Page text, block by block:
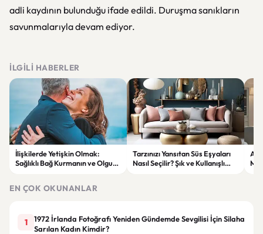
adli kaydının bulunduğu ifade edildi. Duruşma sanıkların
savunmalarıyla devam ediyor.
İLGILI HABERLER
İlişkilerde Yetişkin Olmak:
Sağlıklı Bağ Kurmanın ve Olgun
Tarzınızı Yansıtan Süs Eşyaları
Nasıl Seçilir? Şık ve Kullanışlı
Az
EN ÇOK OKUNANLAR
1
1972 İrlanda Fotoğrafı Yeniden Gündemde Sevgilisi İçin Silaha
Sarılan Kadın Kimdir?